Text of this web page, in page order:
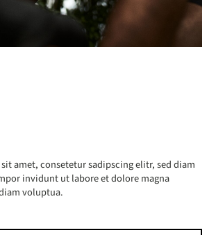
amet, consetetur sadipscing elitr, sed diam
invidunt ut labore et dolore magna
voluptua.